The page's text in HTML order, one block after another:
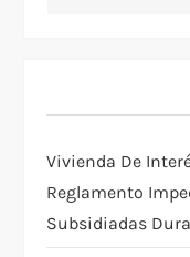
g
a
t
Vivienda De
Reglamento
Subsidiadas